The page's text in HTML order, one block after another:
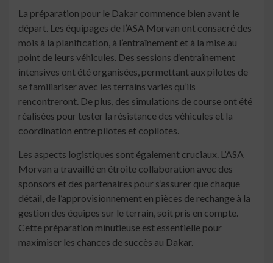
La préparation pour le Dakar commence bien avant le
départ. Les équipages de l’ASA Morvan ont consacré des
mois à la planification, à l’entraînement et à la mise au
point de leurs véhicules. Des sessions d’entraînement
intensives ont été organisées, permettant aux pilotes de
se familiariser avec les terrains variés qu’ils
rencontreront. De plus, des simulations de course ont été
réalisées pour tester la résistance des véhicules et la
coordination entre pilotes et copilotes.
Les aspects logistiques sont également cruciaux. L’ASA
Morvan a travaillé en étroite collaboration avec des
sponsors et des partenaires pour s’assurer que chaque
détail, de l’approvisionnement en pièces de rechange à la
gestion des équipes sur le terrain, soit pris en compte.
Cette préparation minutieuse est essentielle pour
maximiser les chances de succès au Dakar.